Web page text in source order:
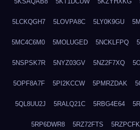
5LCKQGH7 5LOVPA8C 5LY0K9GU
5MC4C6M0 5MOLUGED 5NCKLFPQ
5NSPSK7R 5NYZ03GV 5NZ2F7XQ
5OPF8A7F 5PI2KCCW 5PMRZDAK
5QL8UU2J 5RALQ21C 5RBG4E64
5RP6DWR8 5RZ72FTS